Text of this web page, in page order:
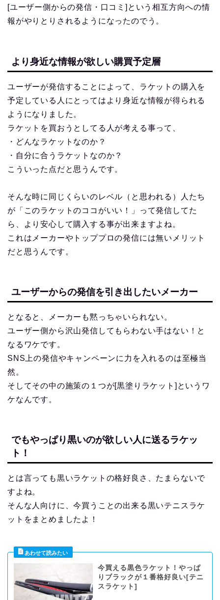
[ユーザー側からの発信・口コミ]という相互方向への情
報がやりとりされるようになったのでう。
より身近な情報が欲しい購買予定層
ユーザーが発信することによって、ラケットの購入を
予定している人にとってはより身近な情報が得られる
ようになりました。
ラケットを買おうとしてる人が考える事って、
・どんなラケットなのか？
・自分に合うラケットなのか？
こういった点だと思うんです。
そんな時に同じくらいのレベル（と思われる）人たち
が「このラケットのココがいい！」って発信してた
ら、より安心して購入する事が出来ますよね。
これはメーカーやトッププロの発信には無いメリット
だと思うんです。
ユーザーからの発信を引き出したいメーカー
となると、メーカーも黙っちゃいられない。
ユーザー側から沢山発信してもらわない手はない！と
なるワケです。
SNS上の発信やキャンペーンに力を入れるのは至極当
然。
そしてその中の施策の１つが[黒塗りラケット]というワ
ケなんです。
でもやっぱり黒いのが欲しい人に送るラケッ
ト！
とは言っても黒いラケットの格好良さ、たまらないで
すよね。
そんな人向けに、今買うことの出来る黒いテニスラケ
ットをまとめましたよ！
今買える黒色ラケット！やっぱ
りブラックが１番格好良い[テニ
スラケット]